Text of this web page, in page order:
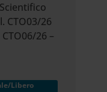
CTO03/26
26 –
Libero